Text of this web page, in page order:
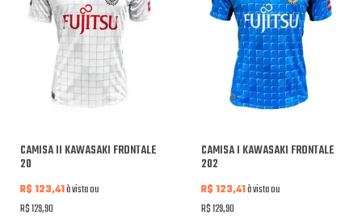
CAMISA II KAWASAKI FRONTALE
20
R$ 123,41à vista ou
R$ 129,90
CAMISA I KAWASAKI FRONTALE
202
R$ 123,41à vista ou
R$ 129,90